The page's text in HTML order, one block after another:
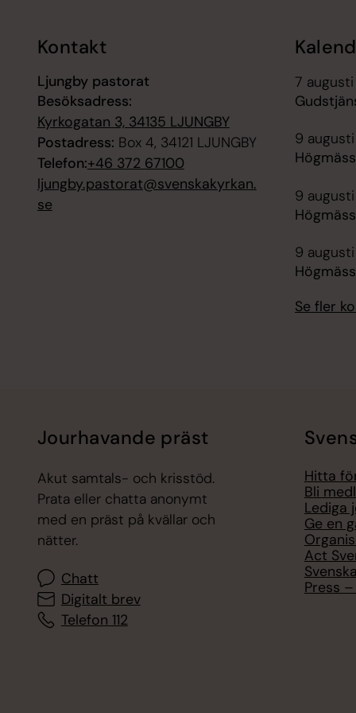
Kontakt
Ljungby pastorat
Besöksadress:
Kyrkogatan 3, 34135 LJUNGBY
Postadress: Box 4, 34121 LJUNGBY
Telefon:+46 372 67100
ljungby.pastorat@svenskakyrkan.
se
7 augusti
9
9 augusti
9 augusti
Se fler
Jourhavande präst
Akut samtals- och krisstöd.
Prata eller chatta anonymt
med en präst på kvällar och
nätter.
Chatt
Digitalt brev
Telefon 112
Hitta
Bli
Lediga
Ge en
Act
Press